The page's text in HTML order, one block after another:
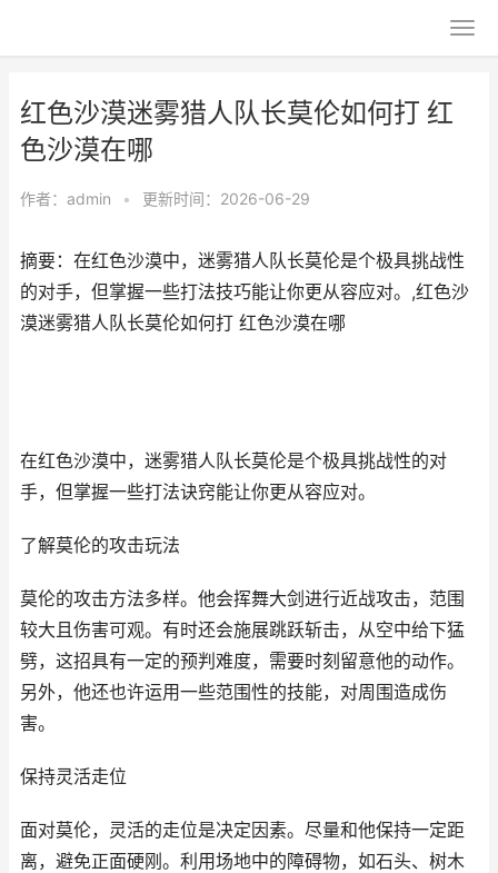
红色沙漠迷雾猎人队长莫伦如何打 红
色沙漠在哪
作者： admin • 更新时间：2026-06-29
摘要：在红色沙漠中，迷雾猎人队长莫伦是个极具挑战性
的对手，但掌握一些打法技巧能让你更从容应对。,红色沙
漠迷雾猎人队长莫伦如何打 红色沙漠在哪
在红色沙漠中，迷雾猎人队长莫伦是个极具挑战性的对
手，但掌握一些打法诀窍能让你更从容应对。
了解莫伦的攻击玩法
莫伦的攻击方法多样。他会挥舞大剑进行近战攻击，范围
较大且伤害可观。有时还会施展跳跃斩击，从空中给下猛
劈，这招具有一定的预判难度，需要时刻留意他的动作。
另外，他还也许运用一些范围性的技能，对周围造成伤
害。
保持灵活走位
面对莫伦，灵活的走位是决定因素。尽量和他保持一定距
离，避免正面硬刚。利用场地中的障碍物，如石头、树木